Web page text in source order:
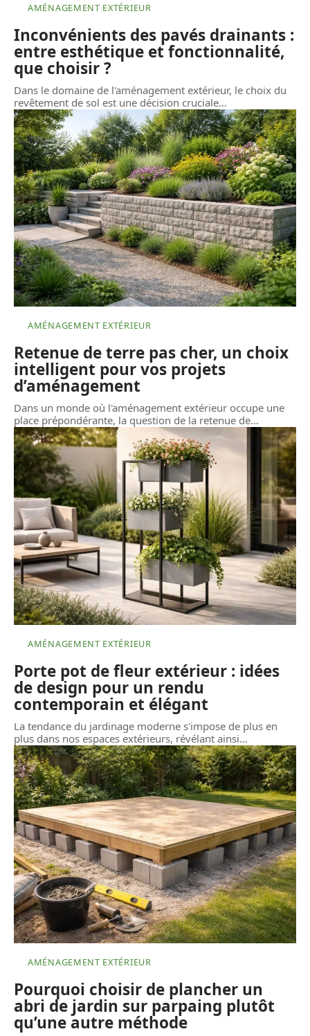
AMÉNAGEMENT EXTÉRIEUR
Inconvénients des pavés drainants :
entre esthétique et fonctionnalité,
que choisir ?
Dans le domaine de l'aménagement extérieur, le choix du
revêtement de sol est une décision cruciale…
AMÉNAGEMENT EXTÉRIEUR
Retenue de terre pas cher, un choix
intelligent pour vos projets
d’aménagement
Dans un monde où l'aménagement extérieur occupe une
place prépondérante, la question de la retenue de…
AMÉNAGEMENT EXTÉRIEUR
Porte pot de fleur extérieur : idées
de design pour un rendu
contemporain et élégant
La tendance du jardinage moderne s'impose de plus en
plus dans nos espaces extérieurs, révélant ainsi…
AMÉNAGEMENT EXTÉRIEUR
Pourquoi choisir de plancher un
abri de jardin sur parpaing plutôt
qu’une autre méthode